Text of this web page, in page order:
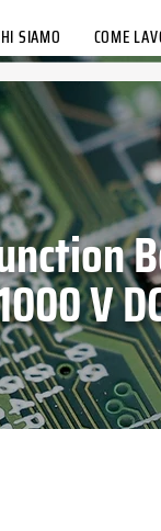
SIAMO COME
V